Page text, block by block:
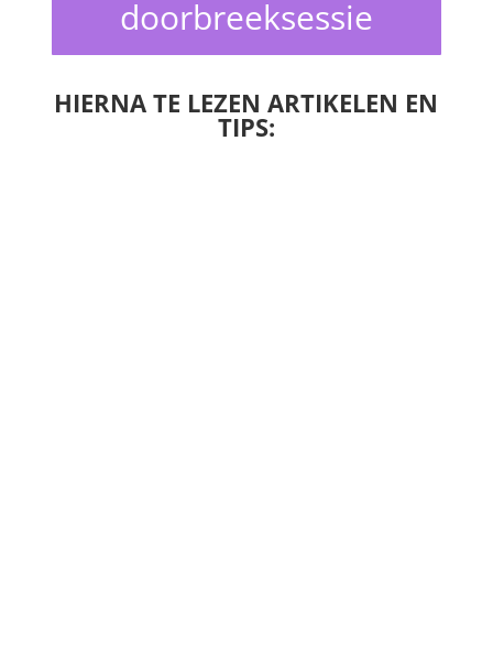
doorbreeksessie
HIERNA TE LEZEN ARTIKELEN EN
TIPS: